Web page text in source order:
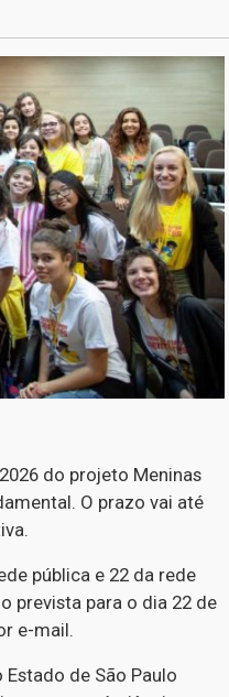
do projeto Meninas
O prazo vai até
pública e 22 da rede
prevista para o dia 22 de
e-mail.
de São Paulo